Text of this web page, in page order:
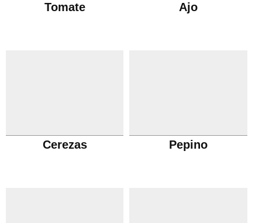
Tomate Ajo
Cerezas Pepino